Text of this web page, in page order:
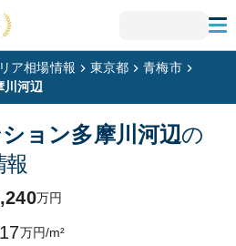
ア相場情報 東京都
青梅市
河辺
ョン多摩川河辺の
報
万円
17万円/m²